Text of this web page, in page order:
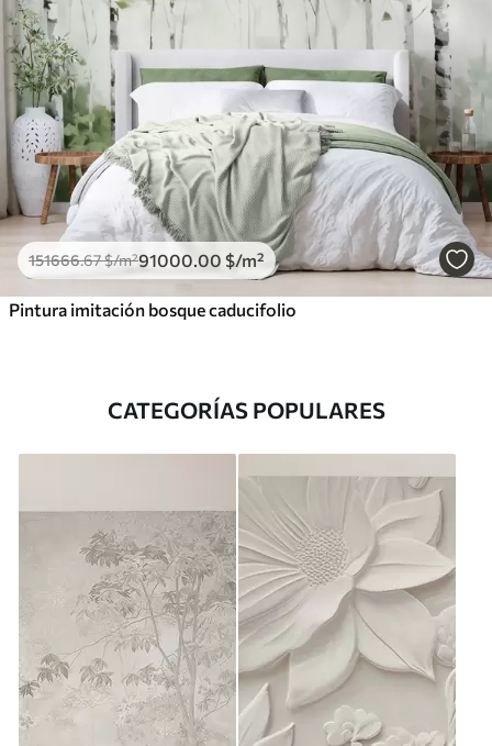
151666.67$/m²91000 .00 $/m²
Pintura imitación bosque caducifolio
CATEGORÍAS POPULARES